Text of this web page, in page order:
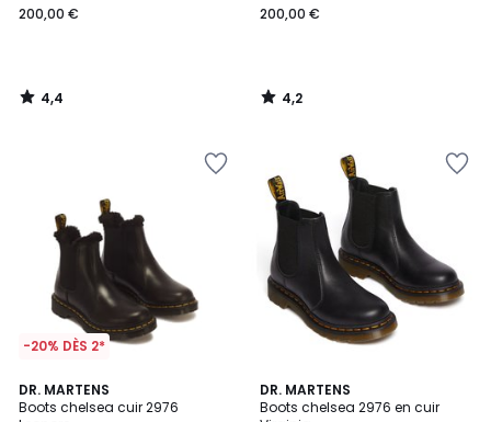
200,00 €
4,4
/
200,00 €
4,2
/
-20% DÈS 2*
DR. MARTENS
Boots chelsea cuir 2976
4,7
/ 5
DR. MARTENS
Boots chelsea 2976 en cuir
4,6
/ 5